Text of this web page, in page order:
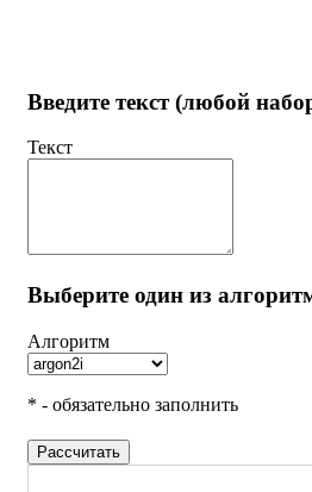
Введите текст (любой
Текст
Выберите один из
Алгоритм
* - обязательно заполнить
Рассчитать